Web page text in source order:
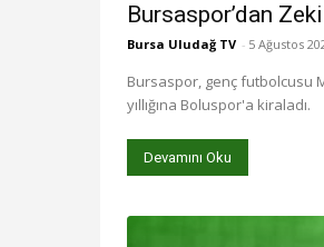
Bursaspor’dan
Bursa Uludağ TV - 5 Ağustos
Bursaspor, genç futbolcusu
yıllığına Boluspor'a kiraladı.
Devamını Oku